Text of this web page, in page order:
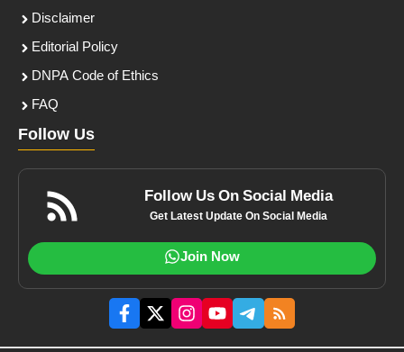
Disclaimer
Editorial Policy
DNPA Code of Ethics
FAQ
Follow Us
Follow Us On Social Media
Get Latest Update On Social Media
Join Now